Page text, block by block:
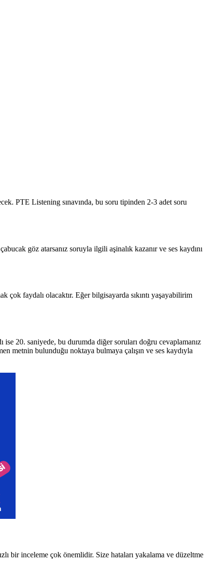
PTE Listening sınavında, bu soru tipinden 2-3 adet soru
göz atarsanız soruyla ilgili aşinalık kazanır ve ses kaydını
faydalı olacaktır. Eğer bilgisayarda sıkıntı yaşayabilirim
ise 20. saniyede, bu durumda diğer soruları doğru cevaplamanız
metnin bulunduğu noktaya bulmaya çalışın ve ses kaydıyla
bir inceleme çok önemlidir. Size hataları yakalama ve düzeltme